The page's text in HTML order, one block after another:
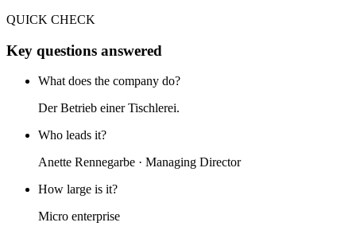
QUICK CHECK
Key questions answered
What does the company do?
Der Betrieb einer Tischlerei.
Who leads it?
Anette Rennegarbe · Managing Director
How large is it?
Micro enterprise